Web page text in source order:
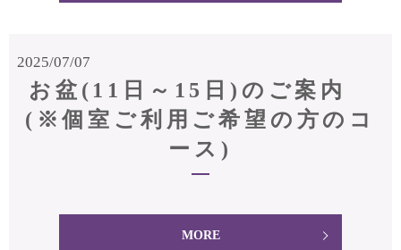
2025/07/07
お盆(11日～15日)のご案内
(※個室ご利用ご希望の方のコ
ース)
MORE